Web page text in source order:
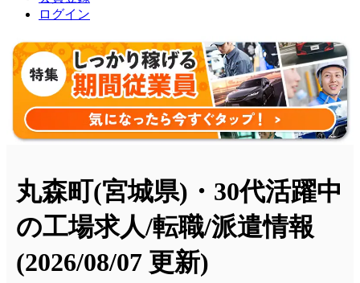
ログイン
丸森町(宮城県)・30代活躍中
の工場求人/転職/派遣情報
(2026/08/07 更新)